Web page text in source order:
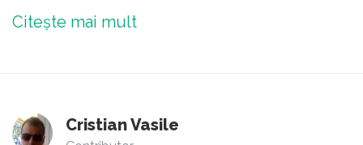
Citește mai mult
Cristian Vasile